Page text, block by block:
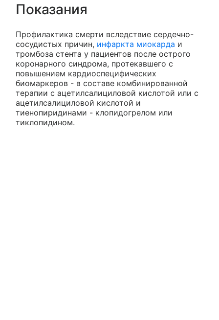
Показания
Профилактика смерти вследствие сердечно-
сосудистых причин, инфаркта миокарда и
тромбоза стента у пациентов после острого
коронарного синдрома, протекавшего с
повышением кардиоспецифических
биомаркеров - в составе комбинированной
терапии с ацетилсалициловой кислотой или с
ацетилсалициловой кислотой и
тиенопиридинами - клопидогрелом или
тиклопидином.